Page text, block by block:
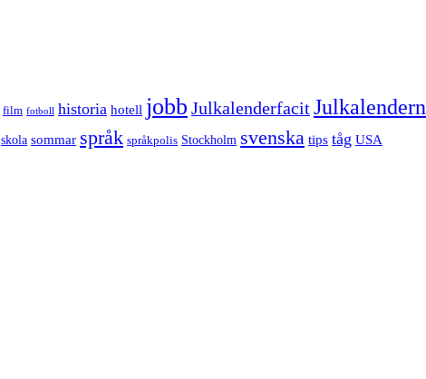
film fotboll historia hotell jobb JulkalenderfacitJulkalendern
skola sommar språk språkpolis Stockholm svenska tips tåg USA